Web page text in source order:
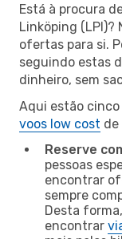
Está à procura
Linköping (LPI)?
ofertas para si.
seguindo estas
dinheiro, sem
Aqui estão
voos low cost de
Reserve
pessoas
encontrar
sempre
Desta
encontrar